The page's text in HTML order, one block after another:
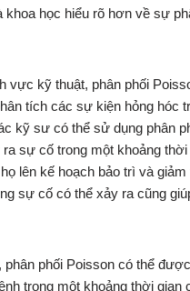
khoa học hiểu rõ hơn về sự
vực kỹ thuật, phân phối
tích các sự kiện hỏng hóc
kỹ sư có thể sử dụng phân
sự cố trong một khoảng thời
lên kế hoạch bảo trì và giảm
sự cố có thể xảy ra cũng
phân phối Poisson có thể
trong một khoảng thời gian